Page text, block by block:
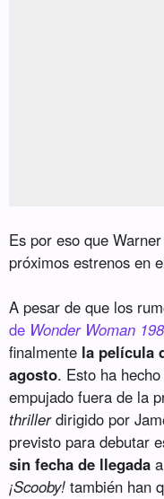
Es por eso que
próximos estrenos en
A pesar de que los
de Wonder Woman
finalmente la película
agosto. Esto ha
empujado fuera de la
thrillerdirigido por
previsto para debutar
sin fecha de llegada
¡Scooby! también han